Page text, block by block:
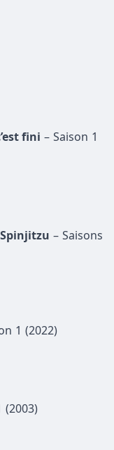
fini – Saison 1
– Saisons
1 (2022)
(2003)